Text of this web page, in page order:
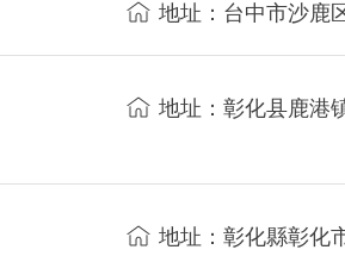
地址：台中市沙鹿
地址：彰化县鹿港
地址：彰化縣彰化